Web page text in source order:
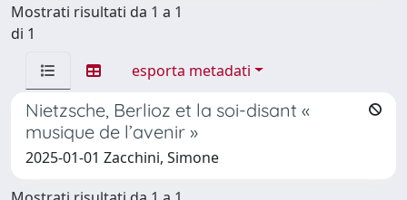
Mostrati risultati da 1 a 1
di 1
esporta metadati
Nietzsche, Berlioz et la soi-disant «
musique de l’avenir »
2025-01-01 Zacchini, Simone